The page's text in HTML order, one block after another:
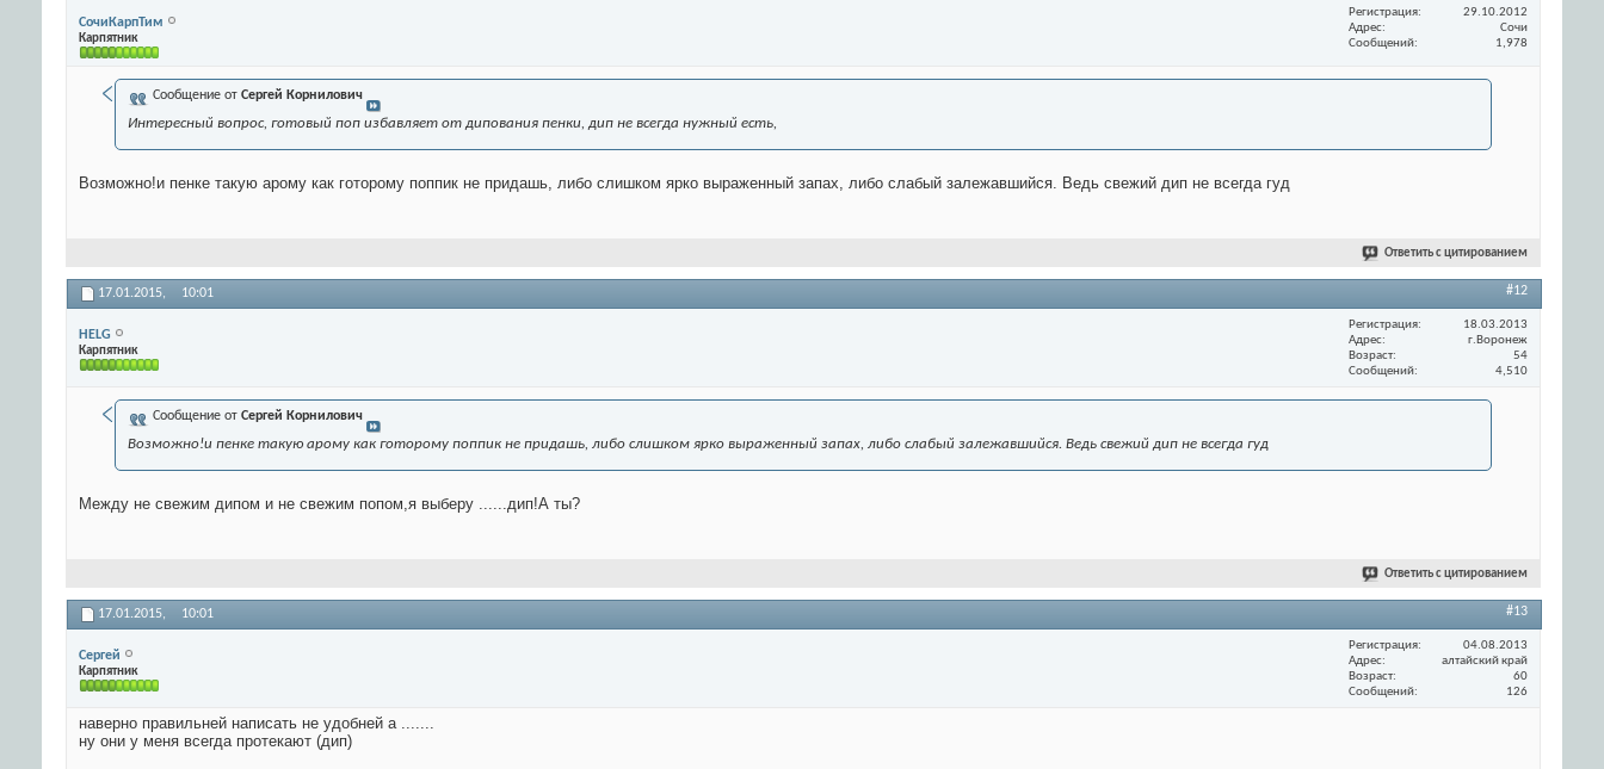
СочиКарпТим
Карпятник
Регистрация
29.10.2012
Адрес
Сочи
Сообщений
1,978
Сообщение от Сергей Корнилович
Интересный вопрос, готовый поп избавляет от дипования пенки, дип не всегда нужный есть,
Возможно!и пенке такую арому как готорому поппик не придашь, либо слишком ярко выраженный запах, либо слабый залежавшийся. Ведь свежий дип не всегда гуд
Ответить с цитированием
17.01.2015, 10:01 #12
HELG
Карпятник
Регистрация
18.03.2013
Адрес
г.Воронеж
Возраст
54
Сообщений
4,510
Сообщение от Сергей Корнилович
Возможно!и пенке такую арому как готорому поппик не придашь, либо слишком ярко выраженный запах, либо слабый залежавшийся. Ведь свежий дип не всегда гуд
Между не свежим дипом и не свежим попом,я выберу ......дип!А ты?
Ответить с цитированием
17.01.2015, 10:01 #13
Сергей
Карпятник
Регистрация
04.08.2013
Адрес
алтайский край
Возраст
60
Сообщений
126
наверно правильней написать не удобней а .......
ну они у меня всегда протекают (дип)